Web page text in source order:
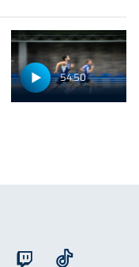
54:50